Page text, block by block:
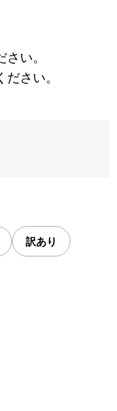
い。
さい。
訳あり